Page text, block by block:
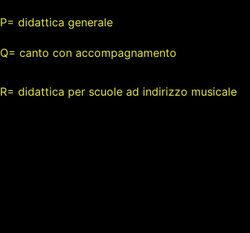
P= didattica generale
Q= canto con accompagnamento
R= didattica per scuole ad indirizzo musicale